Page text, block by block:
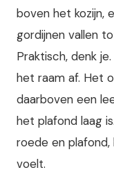
boven het kozijn,
gordijnen vallen
Praktisch, denk
het raam af. Het
daarboven een
het plafond laag
roede en
voelt.